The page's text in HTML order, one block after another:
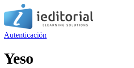
Autenticación
Yeso